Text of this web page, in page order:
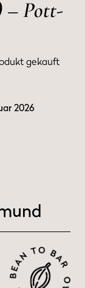
– Pott-
2026
gekauft